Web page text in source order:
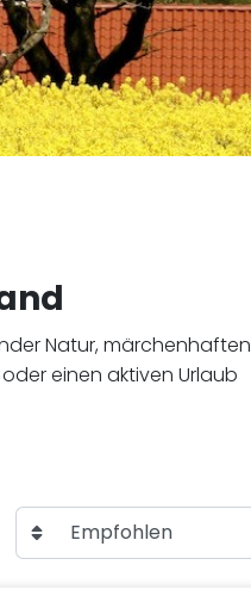
Natur, märchenhaften
einen aktiven Urlaub
Empfohlen